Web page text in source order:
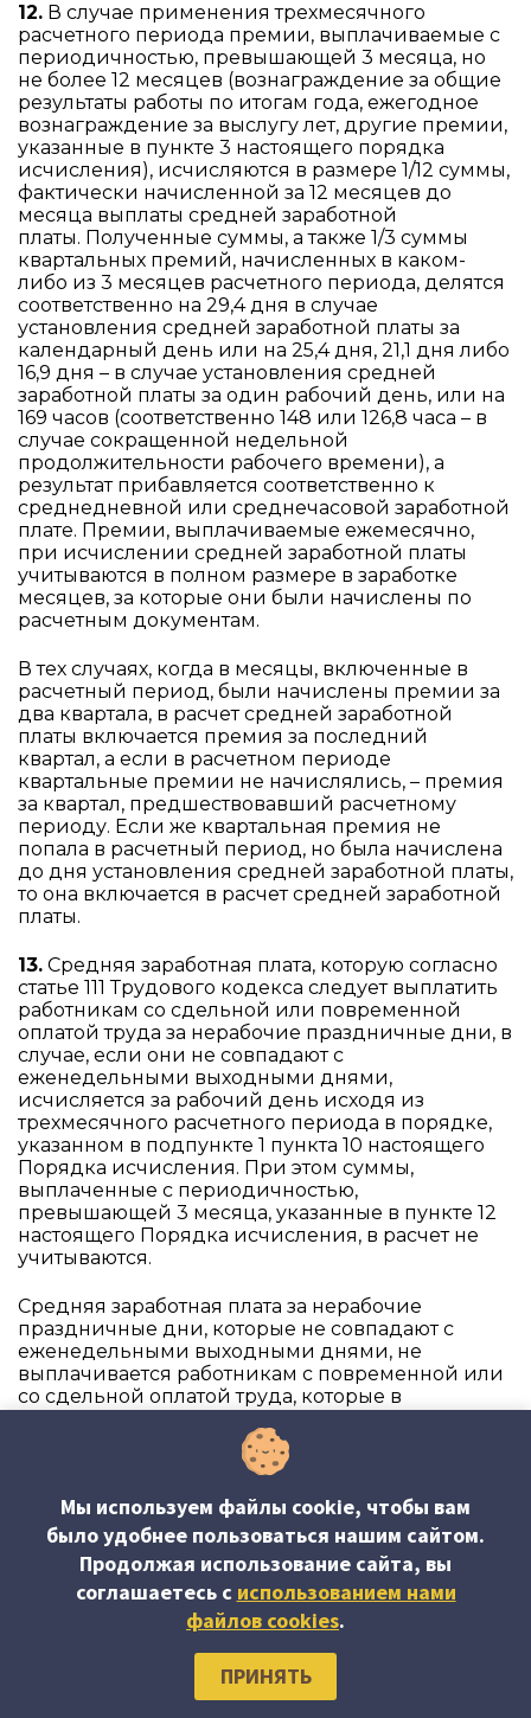
12. В случае применения трехмесячного
расчетного периода премии, выплачиваемые с
периодичностью, превышающей 3 месяца, но
не более 12 месяцев (вознаграждение за общие
результаты работы по итогам года, ежегодное
вознаграждение за выслугу лет, другие премии,
указанные в пункте 3 настоящего порядка
исчисления), исчисляются в размере 1/12 суммы,
фактически начисленной за 12 месяцев до
месяца выплаты средней заработной
платы. Полученные суммы, а также 1/3 суммы
квартальных премий, начисленных в каком-
либо из 3 месяцев расчетного периода, делятся
соответственно на 29,4 дня в случае
установления средней заработной платы за
календарный день или на 25,4 дня, 21,1 дня либо
16,9 дня – в случае установления средней
заработной платы за один рабочий день, или на
169 часов (соответственно 148 или 126,8 часа – в
случае сокращенной недельной
продолжительности рабочего времени), а
результат прибавляется соответственно к
среднедневной или среднечасовой заработной
плате. Премии, выплачиваемые ежемесячно,
при исчислении средней заработной платы
учитываются в полном размере в заработке
месяцев, за которые они были начислены по
расчетным документам.
В тех случаях, когда в месяцы, включенные в
расчетный период, были начислены премии за
два квартала, в расчет средней заработной
платы включается премия за последний
квартал, а если в расчетном периоде
квартальные премии не начислялись, – премия
за квартал, предшествовавший расчетному
периоду. Если же квартальная премия не
попала в расчетный период, но была начислена
до дня установления средней заработной платы,
то она включается в расчет средней заработной
платы.
13. Средняя заработная плата, которую согласно
статье 111 Трудового кодекса следует выплатить
работникам со сдельной или повременной
оплатой труда за нерабочие праздничные дни, в
случае, если они не совпадают с
еженедельными выходными днями,
исчисляется за рабочий день исходя из
трехмесячного расчетного периода в порядке,
указанном в подпункте 1 пункта 10 настоящего
Порядка исчисления. При этом суммы,
выплаченные с периодичностью,
превышающей 3 месяца, указанные в пункте 12
настоящего Порядка исчисления, в расчет не
учитываются.
Средняя заработная плата за нерабочие
праздничные дни, которые не совпадают с
еженедельными выходными днями, не
выплачивается работникам с повременной или
со сдельной оплатой труда, которые в
содержащего нерабочие праздничные дни, не
работали в связи с приостановлением действия
статье 76, статье 77 абзацам а)–с), статьям 78 и 80
Трудового кодекса или находились в
ежегодном оплачиваемом отпуске, в
дополнительном учебном отпуске либо в
отпуске без сохранения заработной платы
согласно статье 120, независимо от его
Общая сумма средней заработной платы,
Мы используем файлы cookie, чтобы вам
было удобнее пользоваться нашим сайтом.
Продолжая использование сайта, вы
соглашаетесь c использованием нами
файлов cookies.
ПРИНЯТЬ